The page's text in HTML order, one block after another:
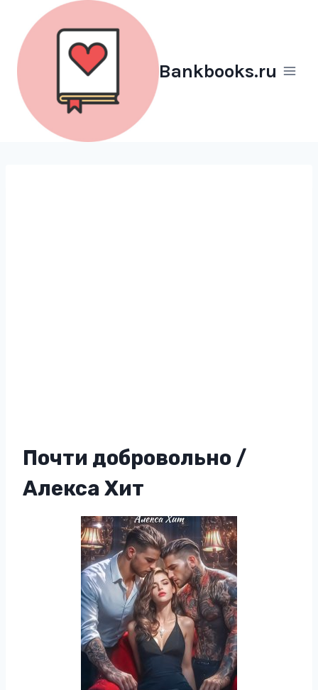
Перейти
содержимому
Bankbooks.ru
Почти добровольно /
Алекса Хит